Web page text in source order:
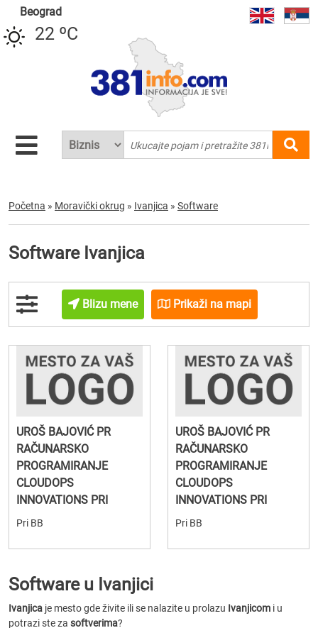
Beograd
22 ºC
Početna » Moravički okrug » Ivanjica » Software
Software Ivanjica
Blizu mene Prikaži na mapi
UROŠ BAJOVIĆ PR
RAČUNARSKO
PROGRAMIRANJE
CLOUDOPS
INNOVATIONS PRI
Pri BB
UROŠ BAJOVIĆ PR
RAČUNARSKO
PROGRAMIRANJE
CLOUDOPS
INNOVATIONS PRI
Pri BB
Software u Ivanjici
Ivanjica je mesto gde živite ili se nalazite u prolazu Ivanjicom i u
potrazi ste za softverima?